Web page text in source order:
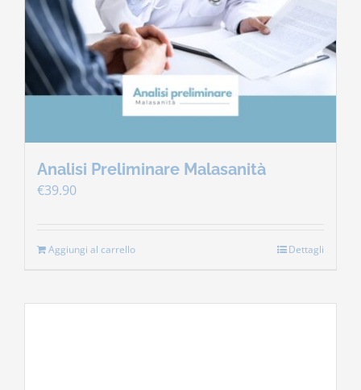
Contatti
Carrello
Analisi Preliminare Malasanità
€39.90
Aggiungi al carrello Dettagli